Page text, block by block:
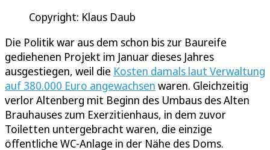
Copyright: Klaus Daub
Die Politik war aus dem schon bis zur Baureife
gediehenen Projekt im Januar dieses Jahres
ausgestiegen, weil die Kosten damals laut Verwaltung
auf 380.000 Euro angewachsen waren. Gleichzeitig
verlor Altenberg mit Beginn des Umbaus des Alten
Brauhauses zum Exerzitienhaus, in dem zuvor
Toiletten untergebracht waren, die einzige
öffentliche WC-Anlage in der Nähe des Doms.